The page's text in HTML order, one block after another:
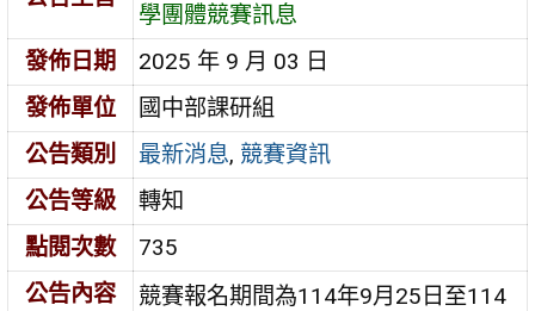
學團體競賽訊息
發佈日期
2025 年 9 月 03 日
發佈單位
國中部課研組
公告類別
最新消息, 競賽資訊
公告等級
轉知
點閱次數
735
公告內容
競賽報名期間為114年9月25日至114